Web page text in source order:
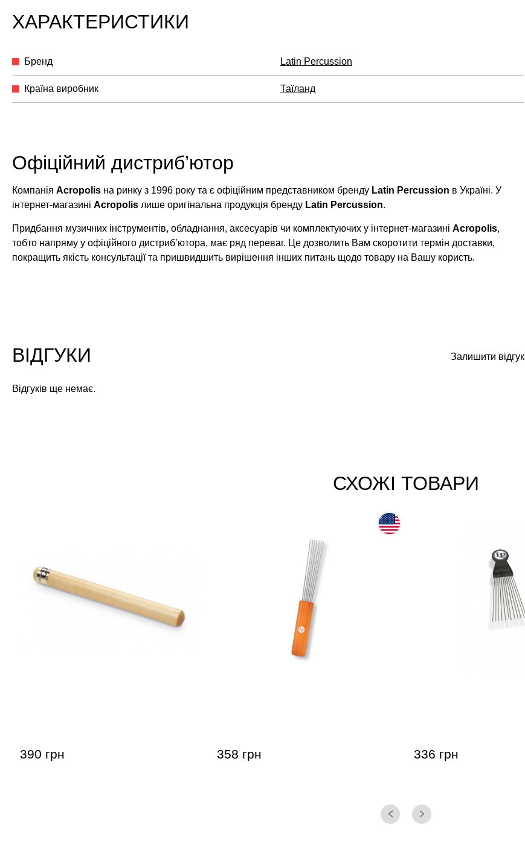
ХАРАКТЕРИСТИКИ
Бренд Latin Percussion
Країна виробник Таїланд
Офіційний дистриб’ютор
Компанія Acropolis на ринку з 1996 року та є офіційним представником бренду Latin Percussion в Україні. У
інтернет-магазині Acropolis лише оригінальна продукція бренду Latin Percussion.
Придбання музичних інструментів, обладнання, аксесуарів чи комплектуючих у інтернет-магазині Acropolis,
тобто напряму у офіційного дистриб’ютора, має ряд переваг. Це дозволить Вам скоротити термін доставки,
покращить якість консультації та пришвидшить вирішення інших питань щодо товару на Вашу користь.
Залишити відгук
ВІДГУКИ
Відгуків ще немає.
СХОЖІ ТОВАРИ
390 грн 358 грн 336 грн